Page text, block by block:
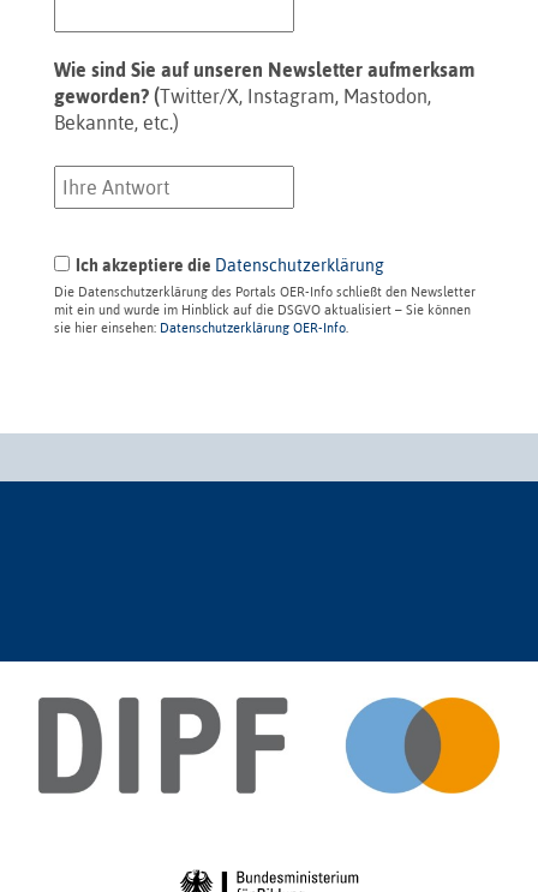
Wie sind Sie auf unseren Newsletter aufmerksam
geworden? (Twitter/X, Instagram, Mastodon,
Bekannte, etc.)
Ich akzeptiere die Datenschutzerklärung
Die Datenschutzerklärung des Portals OER-Info schließt den Newsletter
mit ein und wurde im Hinblick auf die DSGVO aktualisiert – Sie können
sie hier einsehen: Datenschutzerklärung OER-Info